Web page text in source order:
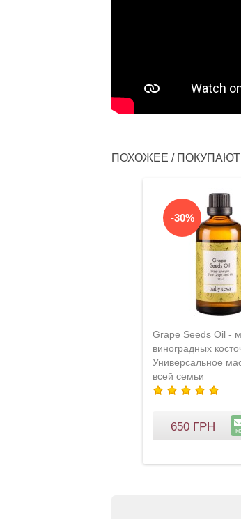
ПОХОЖЕЕ /
-30%
Grape Seeds Oil -
виноградных
Универсальное
всей семьи
650ГРН